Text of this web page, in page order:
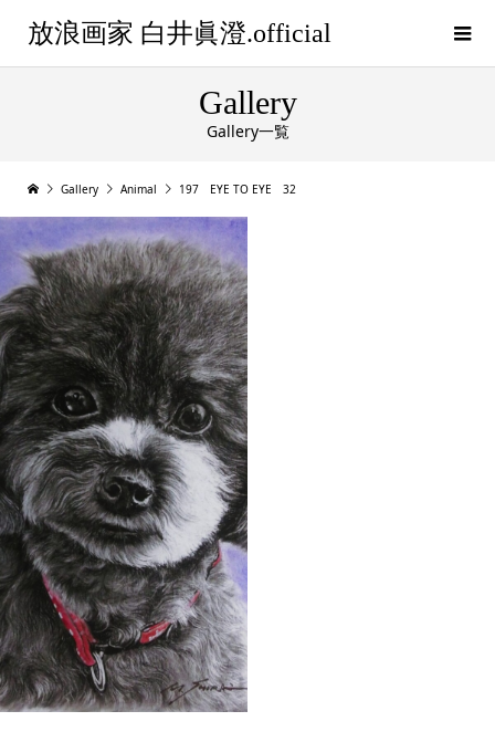
放浪画家 白井眞澄.official
Gallery
Gallery一覧
Gallery Animal 197 EYE TO EYE 32